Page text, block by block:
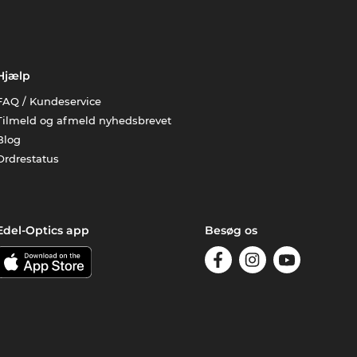
/ Kundeservice
og afmeld nyhedsbrevet
Optics app Besøg os